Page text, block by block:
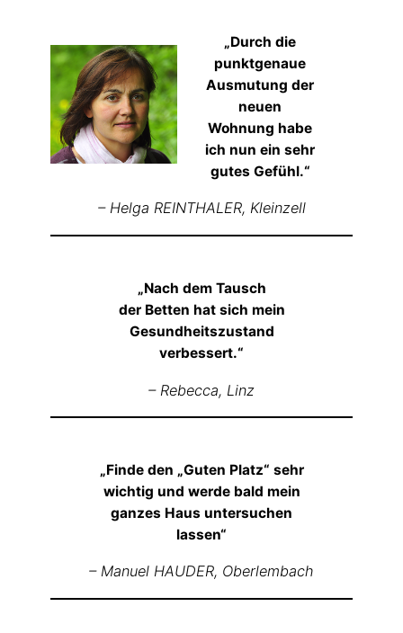
„Durch die
punktgenaue
Ausmutung der
neuen
Wohnung habe
ich nun ein sehr
gutes Gefühl.“
– Helga REINTHALER, Kleinzell
„Nach dem Tausch
der Betten hat sich mein
Gesundheitszustand
verbessert.“
– Rebecca, Linz
„Finde den „Guten Platz“ sehr
wichtig und werde bald mein
ganzes Haus untersuchen
lassen“
– Manuel HAUDER, Oberlembach